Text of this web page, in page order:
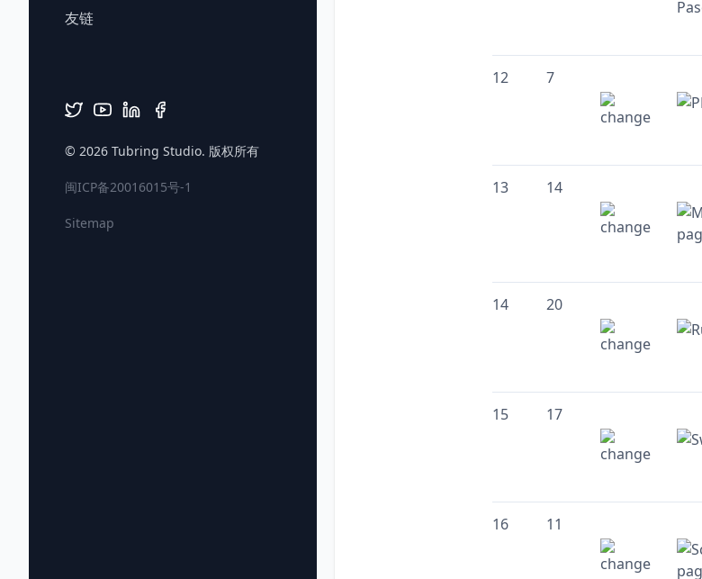
友链
© 2026 Tubring Studio. 版权所有
闽ICP备20016015号-1
Sitemap
12 7
13 14
14 20
15 17
16 11